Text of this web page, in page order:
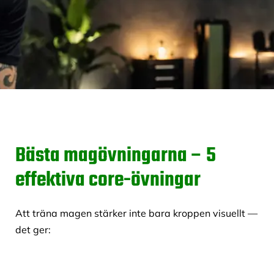
Bästa magövningarna – 5
effektiva core-övningar
Att träna magen stärker inte bara kroppen visuellt —
det ger: